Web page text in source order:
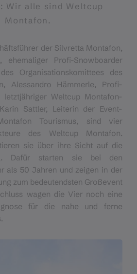
Wir alle sind Weltcup
Montafon.
der Silvretta Montafon,
ehemaliger Profi-Snowboarder
Organisationskomittees des
Alessandro Hämmerle, Profi-
Weltcup Montafon-
Sattler, Leiterin der Event-
Tourismus, sind vier
des Weltcup Montafon.
sie über ihre Sicht auf die
Dafür starten sie bei den
als 50 Jahren und zeigen in der
zum bedeutendsten Großevent
wagen die Vier noch eine
für die nahe und ferne